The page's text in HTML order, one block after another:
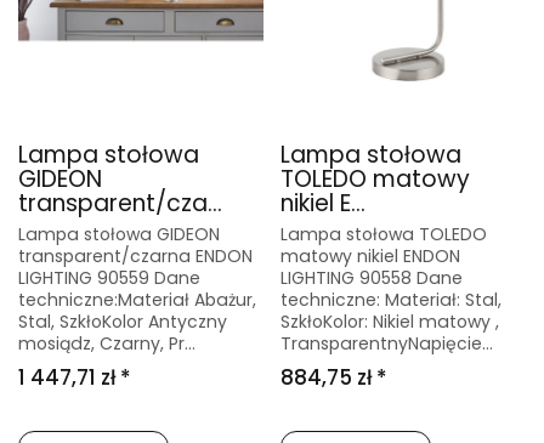
Lampa stołowa
GIDEON
transparent/cza...
Lampa stołowa GIDEON
transparent/czarna ENDON
LIGHTING 90559 Dane
techniczne:Materiał Abażur,
Stal, SzkłoKolor Antyczny
mosiądz, Czarny, Pr...
1 447,71 zł *
Lampa stołowa
TOLEDO matowy
nikiel E...
Lampa stołowa TOLEDO
matowy nikiel ENDON
LIGHTING 90558 Dane
techniczne: Materiał: Stal,
SzkłoKolor: Nikiel matowy ,
TransparentnyNapięcie...
884,75 zł *